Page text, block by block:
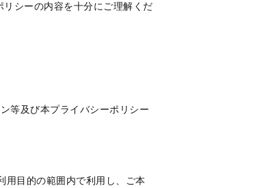
シーの内容を十分にご理解くだ
等及び本プライバシーポリシー
用目的の範囲内で利用し、ご本